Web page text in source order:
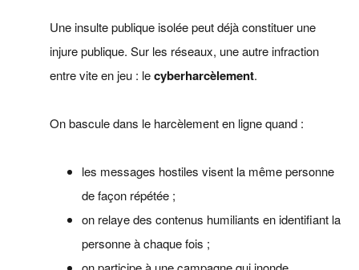
Une insulte publique isolée peut déjà constituer une
injure publique. Sur les réseaux, une autre infraction
entre vite en jeu : lecyberharcèlement.
On bascule dans le harcèlement en ligne quand :
les messages hostiles visent la même personne
de façon répétée ;
on relaye des contenus humiliants en identifiant la
personne à chaque fois ;